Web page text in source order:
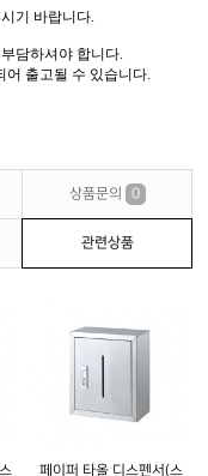
기 바랍니다.
부담하셔야 합니다.
어 출고될 수 있습니다.
상품문의 0
관련상품
페이퍼 타올 디스펜서(스